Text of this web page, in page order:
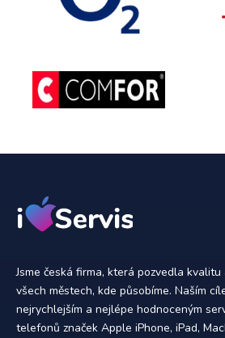
Jsme česká firma, která pozvedla
všech městech, kde působíme. Naším
nejrychlejším a nejlépe hodnoceným
telefonů značek Apple iPhone, iPad,